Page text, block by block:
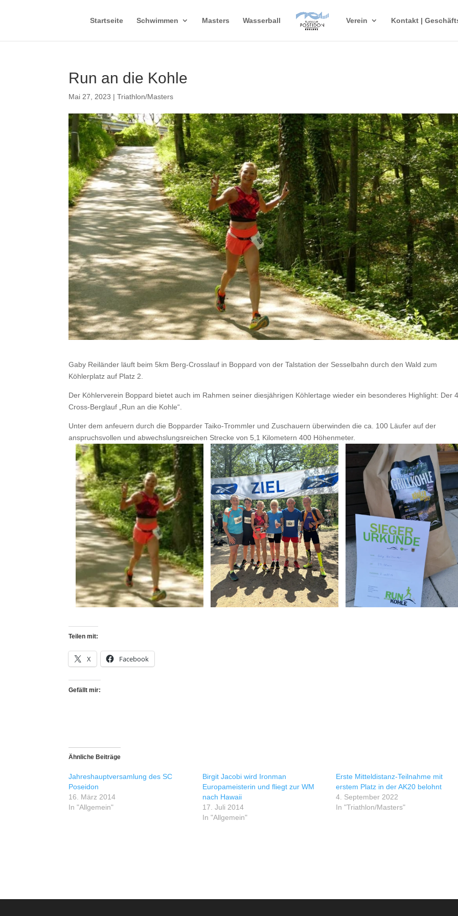
Startseite Schwimmen Masters Wasserball Verein Kontakt |
Run an die Kohle
Mai 27, 2023 |Triathlon/Masters
Gaby Reiländer läuft beim 5km Berg-Crosslauf in Boppard von der Talstation der Sesselbahn durch den Wald zum
Köhlerplatz auf Platz 2.
Der Köhlerverein Boppard bietet auch im Rahmen seiner diesjährigen Köhlertage wieder ein besonderes Highlight: Der
Cross-Berglauf „Run an die Kohle“.
Unter dem anfeuern durch die Bopparder Taiko-Trommler und Zuschauern überwinden die ca. 100 Läufer auf der
anspruchsvollen und abwechslungsreichen Strecke von 5,1 Kilometern 400 Höhenmeter.
Teilen mit:
X Facebook
Gefällt mir:
Ähnliche Beiträge
Jahreshauptversamlung des SC
Poseidon
16. März 2014
In "Allgemein"
Birgit Jacobi wird Ironman
Europameisterin und fliegt zur WM
nach Hawaii
17. Juli 2014
In "Allgemein"
Erste Mitteldistanz-Teilnahme mit
erstem Platz in der AK20 belohnt
4. September 2022
In "Triathlon/Masters"